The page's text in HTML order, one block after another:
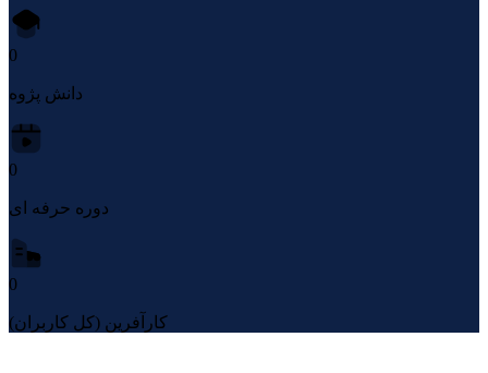
0
دانش پژوه
0
دوره حرفه ای
0
کارآفرین (کل کاربران)